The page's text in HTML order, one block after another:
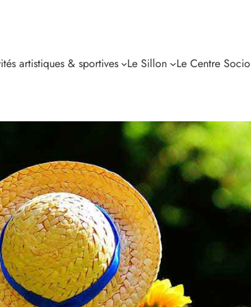
artistiques & sportives Le Sillon Le Centre Socio